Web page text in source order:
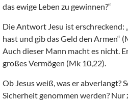
das ewige Leben zu gewinnen?“
Die Antwort Jesu ist erschreckend:
hast und gib das Geld den Armen“
Auch dieser Mann macht es nicht.
großes Vermögen (Mk 10,22).
Ob Jesus weiß, was er abverlangt?
Sicherheit genommen werden? Nur